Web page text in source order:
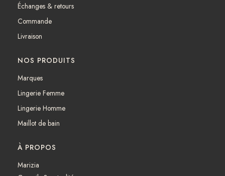
o
k
r
a
Échanges & retours
Commande
Livraison
NOS PRODUITS
Marques
Lingerie Femme
Lingerie Homme
Maillot de bain
À PROPOS
Marizia